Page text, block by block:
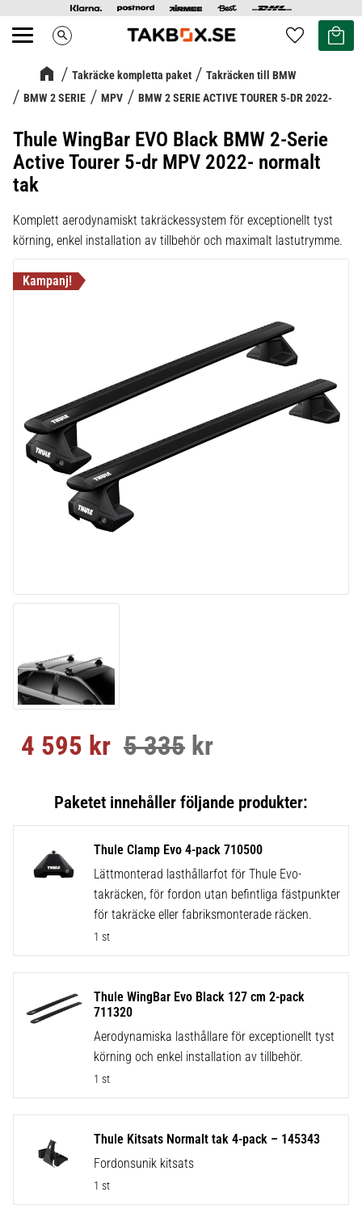
Meny search Favoriter
Kundvagn
Takräcke kompletta paket
Takräcken till BMW
BMW 2 SERIE
MPV BMW 2 SERIE ACTIVE TOURER 5-DR 2022-
Thule WingBar EVO Black BMW 2-Serie
Active Tourer 5-dr MPV 2022- normalt
tak
Komplett aerodynamiskt takräckessystem för exceptionellt tyst
körning, enkel installation av tillbehör och maximalt lastutrymme.
Nedsatt pris:
4 595 kr Ordinarie pris:
5 335 kr
Thule Clamp Evo 4-pack 710500
Lättmonterad lasthållarfot för Thule Evo-
takräcken, för fordon utan befintliga fästpunkter
för takräcke eller fabriksmonterade räcken.
1 st
Thule WingBar Evo Black 127 cm 2-pack
711320
Aerodynamiska lasthållare för exceptionellt tyst
körning och enkel installation av tillbehör.
1 st
Thule Kitsats Normalt tak 4-pack – 145343
Fordonsunik kitsats
1 st